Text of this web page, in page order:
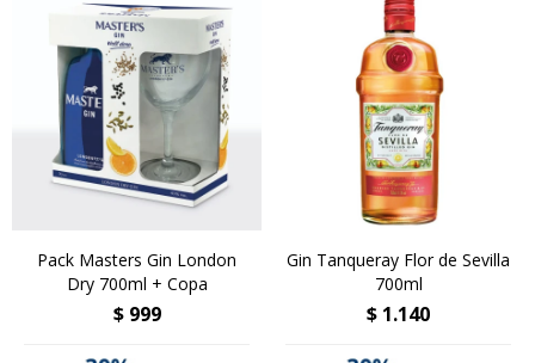
Pack Masters Gin London
Dry 700ml + Copa
$ 999
Gin Tanqueray Flor de Sevilla
700ml
$ 1.140